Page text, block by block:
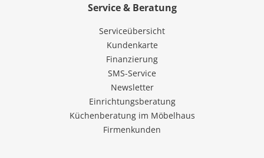
Service & Beratung
Serviceübersicht
Kundenkarte
Finanzierung
SMS-Service
Newsletter
Einrichtungsberatung
Küchenberatung im Möbelhaus
Firmenkunden